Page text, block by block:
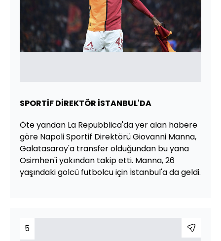
SPORTİF DİREKTÖR İSTANBUL'DA
Öte yandan La Repubblica'da yer alan habere
göre Napoli Sportif Direktörü Giovanni Manna,
Galatasaray'a transfer olduğundan bu yana
Osimhen'i yakından takip etti. Manna, 26
yaşındaki golcü futbolcu için İstanbul'a da geldi.
5